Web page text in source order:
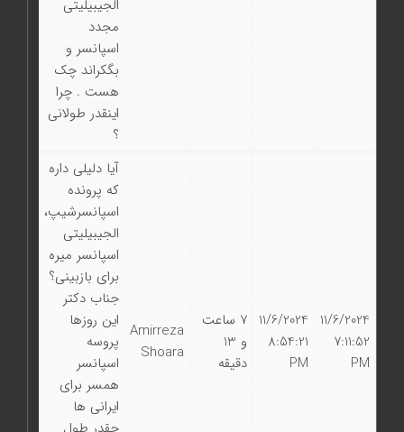
الجیبیلیتی
مجدد
اسپانسر و
بگکراند چک
هست . چرا
اینقدر طولانی
؟
11/6/2024
7:11:52
PM
11/6/2024
8:54:21
PM
7 ساعت
و 13
دقیقه
Amirreza
Shoara
آیا دلیلی داره
که پرونده
اسپانسرشیپ،
الجیبیلیتی
اسپانسر میره
برای بازبینی؟
جناب دکتر
این روزها
پروسه
اسپانسر
همسر برای
ایرانی ها